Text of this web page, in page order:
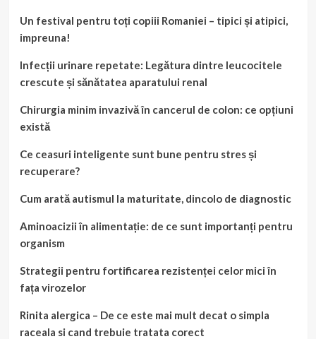
Un festival pentru toți copiii Romaniei – tipici și atipici,
impreuna!
Infecții urinare repetate: Legătura dintre leucocitele
crescute și sănătatea aparatului renal
Chirurgia minim invazivă în cancerul de colon: ce opțiuni
există
Ce ceasuri inteligente sunt bune pentru stres și
recuperare?
Cum arată autismul la maturitate, dincolo de diagnostic
Aminoacizii în alimentație: de ce sunt importanți pentru
organism
Strategii pentru fortificarea rezistenței celor mici în
fața virozelor
Rinita alergica – De ce este mai mult decat o simpla
raceala si cand trebuie tratata corect